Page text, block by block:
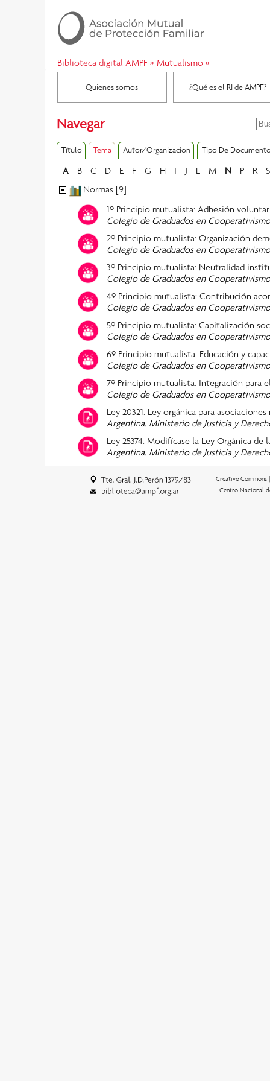
Biblioteca digital AMPF» Mutualismo»
Quienes somos ¿Qué es el RI de AMPF?
Navegar
Título Tema Autor/Organizacion Tipo De
A B C D E F G H I J L M N P R
S
Normas [9]
1º Principio mutualista: Adhesión
Colegio de Graduados en
2º Principio mutualista: Organización
Colegio de Graduados en
3º Principio mutualista: Neutralidad
Colegio de Graduados en
4º Principio mutualista: Contribución
Colegio de Graduados en
5º Principio mutualista: Capitalización
Colegio de Graduados en
6º Principio mutualista: Educación y
Colegio de Graduados en
7º Principio mutualista: Integración para
Colegio de Graduados en
Ley 20321. Ley orgánica para
Argentina. Ministerio de Justicia y
Ley 25374. Modifícase la Ley Orgánica de
Argentina. Ministerio de Justicia y
Creative Commons
Centro Nacional